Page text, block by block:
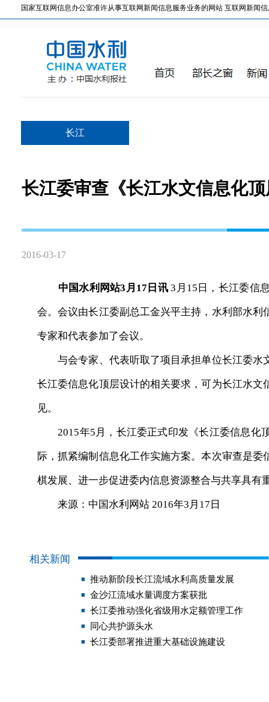
国家互联网信息办公室准许从事互联网新闻信息服务业务的网站 互联网新闻信
长江
长江委审查《长江水文信息化
2016-03-17
中国水利网站3月17日讯3月15日，长江委信
会。会议由长江委副总工金兴平主持，水利部水
专家和代表参加了会议。
与会专家、代表听取了项目承担单位长江委水
长江委信息化顶层设计的相关要求，可为长江水
见。
2015年5月，长江委正式印发《长江委信息化
际，抓紧编制信息化工作实施方案。本次审查是
棋发展、进一步促进委内信息资源整合与共享具有
来源：中国水利网站 2016年3月17日
相关新闻
推动新阶段长江流域水利高质量发展
金沙江流域水量调度方案获批
长江委推动强化省级用水定额管理工作
同心共护源头水
长江委部署推进重大基础设施建设